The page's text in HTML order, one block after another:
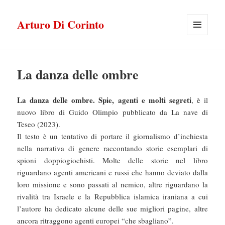
Arturo Di Corinto
La danza delle ombre
La danza delle ombre. Spie, agenti e molti segreti, è il
nuovo libro di Guido Olimpio pubblicato da La nave di
Teseo (2023).
Il testo è un tentativo di portare il giornalismo d’inchiesta
nella narrativa di genere raccontando storie esemplari di
spioni doppiogiochisti. Molte delle storie nel libro
riguardano agenti americani e russi che hanno deviato dalla
loro missione e sono passati al nemico, altre riguardano la
rivalità tra Israele e la Repubblica islamica iraniana a cui
l’autore ha dedicato alcune delle sue migliori pagine, altre
ancora ritraggono agenti europei “che sbagliano”.